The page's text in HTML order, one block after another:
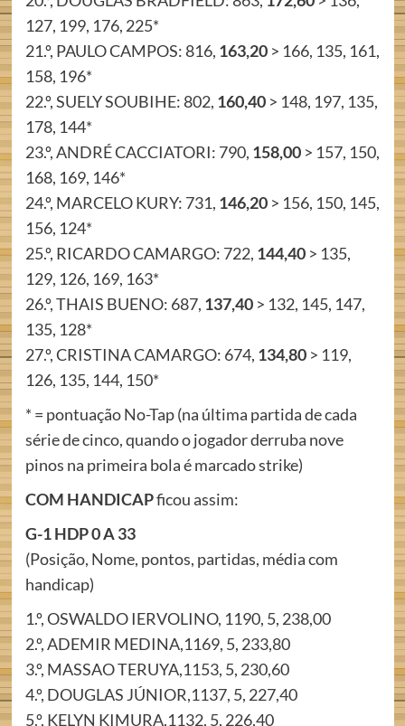
127, 199, 176, 225*
21.º, PAULO CAMPOS: 816, 163,20> 166, 135, 161,
158, 196*
22.º, SUELY SOUBIHE: 802, 160,40> 148, 197, 135,
178, 144*
23.º, ANDRÉ CACCIATORI: 790, 158,00> 157, 150,
168, 169, 146*
24.º, MARCELO KURY: 731, 146,20> 156, 150, 145,
156, 124*
25.º, RICARDO CAMARGO: 722, 144,40> 135,
129, 126, 169, 163*
26.º, THAIS BUENO: 687, 137,40> 132, 145, 147,
135, 128*
27.º, CRISTINA CAMARGO: 674, 134,80> 119,
126, 135, 144, 150*
* = pontuação No-Tap (na última partida de cada
série de cinco, quando o jogador derruba nove
pinos na primeira bola é marcado strike)
COM HANDICAPficou assim:
G-1 HDP 0 A 33
(Posição, Nome, pontos, partidas, média com
handicap)
1.º, OSWALDO IERVOLINO, 1190, 5, 238,00
2.º, ADEMIR MEDINA,1169, 5, 233,80
3.º, MASSAO TERUYA,1153, 5, 230,60
4.º, DOUGLAS JÚNIOR,1137, 5, 227,40
5.º, KELYN KIMURA,1132, 5, 226,40